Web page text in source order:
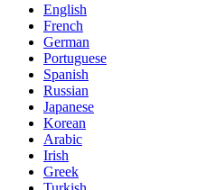
English
French
German
Portuguese
Spanish
Russian
Japanese
Korean
Arabic
Irish
Greek